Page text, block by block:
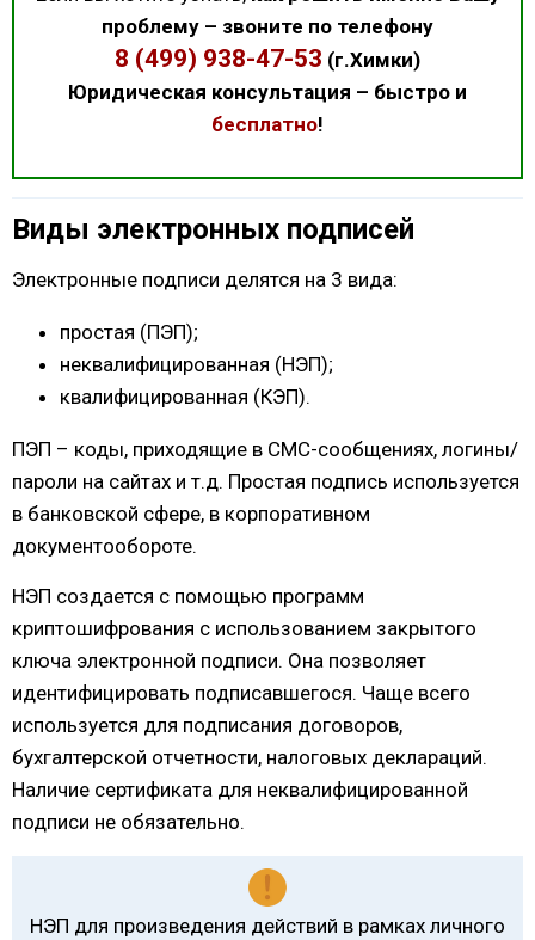
проблему – звоните по телефону
8 (499) 938-47-53 (г.Химки)
Юридическая консультация – быстро и
бесплатно!
Виды электронных подписей
Электронные подписи делятся на 3 вида:
простая (ПЭП);
неквалифицированная (НЭП);
квалифицированная (КЭП).
ПЭП – коды, приходящие в СМС-сообщениях, логины/
пароли на сайтах и т.д. Простая подпись используется
в банковской сфере, в корпоративном
документообороте.
НЭП создается с помощью программ
криптошифрования с использованием закрытого
ключа электронной подписи. Она позволяет
идентифицировать подписавшегося. Чаще всего
используется для подписания договоров,
бухгалтерской отчетности, налоговых деклараций.
Наличие сертификата для неквалифицированной
подписи не обязательно.
НЭП для произведения действий в рамках личного